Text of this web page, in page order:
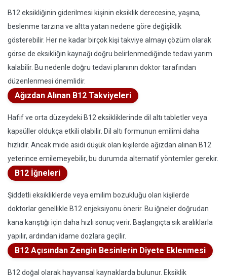
B12 eksikliğinin giderilmesi kişinin eksiklik derecesine, yaşına,
beslenme tarzına ve altta yatan nedene göre değişiklik
gösterebilir. Her ne kadar birçok kişi takviye almayı çözüm olarak
görse de eksikliğin kaynağı doğru belirlenmediğinde tedavi yarım
kalabilir. Bu nedenle doğru tedavi planının doktor tarafından
düzenlenmesi önemlidir.
Ağızdan Alınan B12 Takviyeleri
Hafif ve orta düzeydeki B12 eksikliklerinde dil altı tabletler veya
kapsüller oldukça etkili olabilir. Dil altı formunun emilimi daha
hızlıdır. Ancak mide asidi düşük olan kişilerde ağızdan alınan B12
yeterince emilemeyebilir, bu durumda alternatif yöntemler gerekir.
B12 İğneleri
Şiddetli eksikliklerde veya emilim bozukluğu olan kişilerde
doktorlar genellikle B12 enjeksiyonu önerir. Bu iğneler doğrudan
kana karıştığı için daha hızlı sonuç verir. Başlangıçta sık aralıklarla
yapılır, ardından idame dozlara geçilir.
B12 Açısından Zengin Besinlerin Diyete Eklenmesi
B12 doğal olarak hayvansal kaynaklarda bulunur. Eksiklik